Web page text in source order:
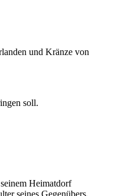
und Kränze von
soll.
Heimatdorf